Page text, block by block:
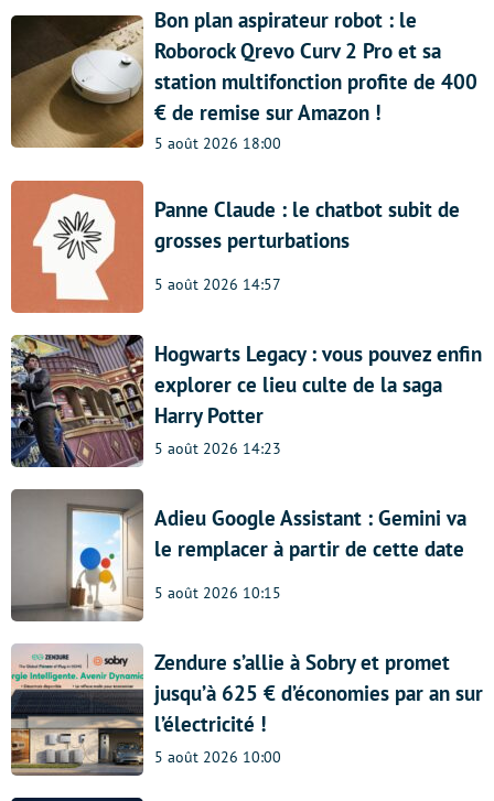
Bon plan aspirateur robot : le
Roborock Qrevo Curv 2 Pro et sa
station multifonction profite de 400
€ de remise sur Amazon !
5 août 2026 18:00
Panne Claude : le chatbot subit de
grosses perturbations
5 août 2026 14:57
Hogwarts Legacy : vous pouvez enfin
explorer ce lieu culte de la saga
Harry Potter
5 août 2026 14:23
Adieu Google Assistant : Gemini va
le remplacer à partir de cette date
5 août 2026 10:15
Zendure s’allie à Sobry et promet
jusqu’à 625 € d’économies par an sur
l’électricité !
5 août 2026 10:00